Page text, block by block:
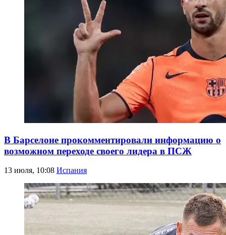
В Барселоне прокомментировали информацию о
возможном переходе своего лидера в ПСЖ
13 июля, 10:08 Испания